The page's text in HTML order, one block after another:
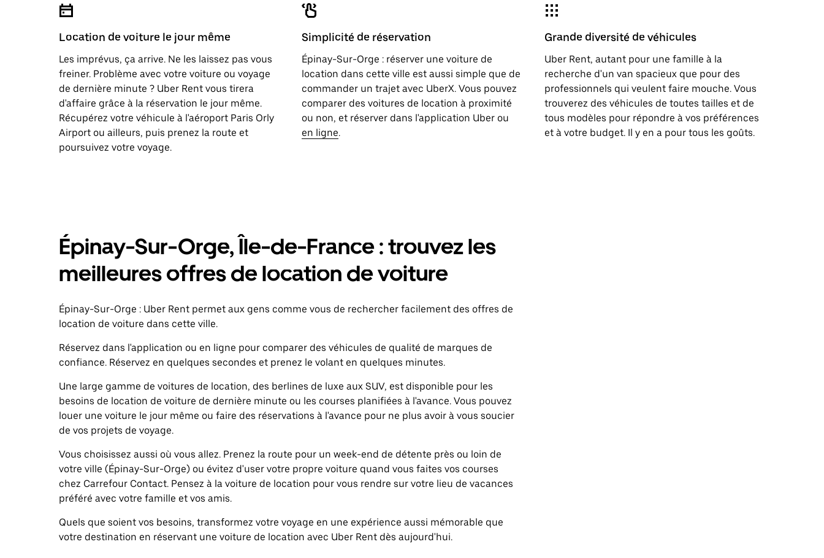
Location de voiture le jour même
Les imprévus, ça arrive. Ne les laissez pas vous
freiner. Problème avec votre voiture ou voyage
de dernière minute ? Uber Rent vous tirera
d'affaire grâce à la réservation le jour même.
Récupérez votre véhicule à l'aéroport Paris Orly
Airport ou ailleurs, puis prenez la route et
poursuivez votre voyage.
Simplicité de réservation
Épinay-Sur-Orge : réserver une voiture de
location dans cette ville est aussi simple que de
commander un trajet avec UberX. Vous pouvez
comparer des voitures de location à proximité
ou non, et réserver dans l'application Uber ou
en ligne.
Grande diversité de véhicules
Uber Rent, autant pour une famille à la
recherche d'un van spacieux que pour des
professionnels qui veulent faire mouche. Vous
trouverez des véhicules de toutes tailles et de
tous modèles pour répondre à vos préférences
et à votre budget. Il y en a pour tous les goûts.
Épinay-Sur-Orge, Île-de-France : trouvez les
meilleures offres de location de voiture
Épinay-Sur-Orge : Uber Rent permet aux gens comme vous de rechercher facilement des offres de
location de voiture dans cette ville.
Réservez dans l'application ou en ligne pour comparer des véhicules de qualité de marques de
confiance. Réservez en quelques secondes et prenez le volant en quelques minutes.
Une large gamme de voitures de location, des berlines de luxe aux SUV, est disponible pour les
besoins de location de voiture de dernière minute ou les courses planifiées à l'avance. Vous pouvez
louer une voiture le jour même ou faire des réservations à l'avance pour ne plus avoir à vous soucier
de vos projets de voyage.
Vous choisissez aussi où vous allez. Prenez la route pour un week-end de détente près ou loin de
votre ville (Épinay-Sur-Orge) ou évitez d'user votre propre voiture quand vous faites vos courses
chez Carrefour Contact. Pensez à la voiture de location pour vous rendre sur votre lieu de vacances
préféré avec votre famille et vos amis.
Quels que soient vos besoins, transformez votre voyage en une expérience aussi mémorable que
votre destination en réservant une voiture de location avec Uber Rent dès aujourd'hui.